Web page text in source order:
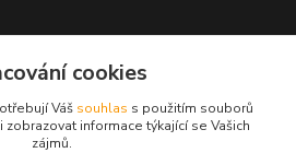
cookies
Váš souhlas s použitím souborů
informace týkající se Vašich
zájmů.